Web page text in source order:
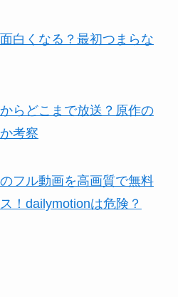
白くなる？最初つまらな
らどこまで放送？原作の
考察
フル動画を高画質で無料
！dailymotionは危険？